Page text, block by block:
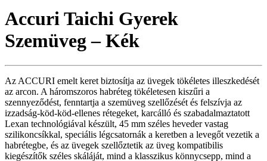
Accuri Taichi Gyerek
Szemüveg – Kék
Az ACCURI emelt keret biztosítja az üvegek tökéletes illeszkedését
az arcon. A háromszoros habréteg tökéletesen kiszűri a
szennyeződést, fenntartja a szemüveg szellőzését és felszívja az
izzadság-köd-köd-ellenes rétegeket, karcálló és szabadalmaztatott
Lexan technológiával készült, 45 mm széles heveder vastag
szilikoncsíkkal, speciális légcsatornák a keretben a levegőt vezetik a
habrétegbe, és az üvegek szellőztetik az üveg kompatibilis
kiegészítők széles skáláját, mind a klasszikus könnycsepp, mind a